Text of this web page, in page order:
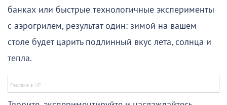
банках или быстрые технологичные эксперименты
с аэрогрилем, результат один: зимой на вашем
столе будет царить подлинный вкус лета, солнца и
тепла.